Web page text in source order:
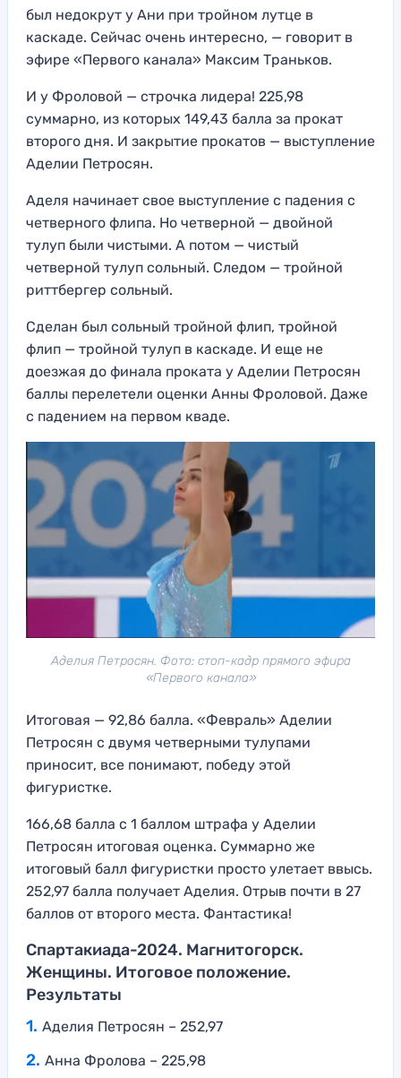
был недокрут у Ани при тройном лутце в
каскаде. Сейчас очень интересно, — говорит в
эфире «Первого канала» Максим Траньков.
И у Фроловой — строчка лидера! 225,98
суммарно, из которых 149,43 балла за прокат
второго дня. И закрытие прокатов — выступление
Аделии Петросян.
Аделя начинает свое выступление с падения с
четверного флипа. Но четверной — двойной
тулуп были чистыми. А потом — чистый
четверной тулуп сольный. Следом — тройной
риттбергер сольный.
Сделан был сольный тройной флип, тройной
флип — тройной тулуп в каскаде. И еще не
доезжая до финала проката у Аделии Петросян
баллы перелетели оценки Анны Фроловой. Даже
с падением на первом кваде.
Аделия Петросян. Фото: стоп-кадр прямого эфира
«Первого канала»
Итоговая — 92,86 балла. «Февраль» Аделии
Петросян с двумя четверными тулупами
приносит, все понимают, победу этой
фигуристке.
166,68 балла с 1 баллом штрафа у Аделии
Петросян итоговая оценка. Суммарно же
итоговый балл фигуристки просто улетает ввысь.
252,97 балла получает Аделия. Отрыв почти в 27
баллов от второго места. Фантастика!
Спартакиада-2024. Магнитогорск.
Женщины. Итоговое положение.
Результаты
Аделия Петросян – 252,97
Анна Фролова – 225,98